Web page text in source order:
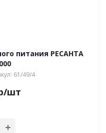
питания РЕСАНТА
61/49/4
/шт